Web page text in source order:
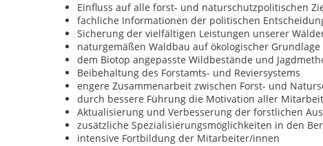
Einfluss auf alle forst- und naturschutzpolitischen
fachliche Informationen der politischen
Sicherung der vielfältigen Leistungen unserer
naturgemäßen Waldbau auf ökologischer Grundlage
dem Biotop angepasste Wildbestände und
Beibehaltung des Forstamts- und Reviersystems
engere Zusammenarbeit zwischen Forst- und
durch bessere Führung die Motivation aller
Aktualisierung und Verbesserung der forstlichen
zusätzliche Spezialisierungsmöglichkeiten in den
intensive Fortbildung der Mitarbeiter/innen